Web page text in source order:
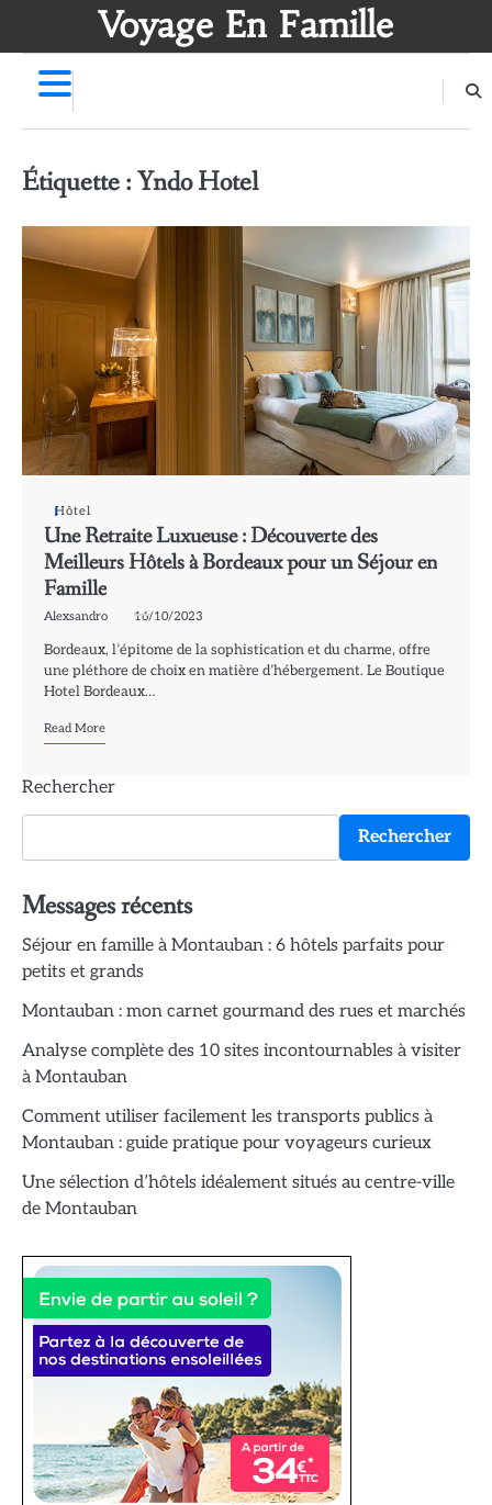
Voyage En Famille
Étiquette :Yndo Hotel
Hôtel
Une Retraite Luxueuse : Découverte des
Meilleurs Hôtels à Bordeaux pour un Séjour en
Famille
Alexsandro 16/10/2023
Bordeaux, l’épitome de la sophistication et du charme, offre
une pléthore de choix en matière d’hébergement. Le Boutique
Hotel Bordeaux…
Read More
Rechercher
Rechercher
Messages récents
Séjour en famille à Montauban : 6 hôtels parfaits pour
petits et grands
Montauban : mon carnet gourmand des rues et marchés
Analyse complète des 10 sites incontournables à visiter
à Montauban
Comment utiliser facilement les transports publics à
Montauban : guide pratique pour voyageurs curieux
Une sélection d’hôtels idéalement situés au centre-ville
de Montauban